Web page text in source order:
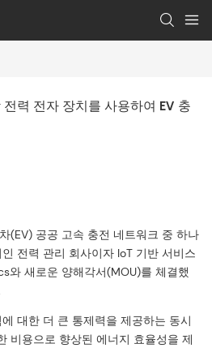
력 전자 장치를 사용하여 EV 충
(EV) 공공 고속 충전 네트워크 중 하나
전력 관리 회사이자 IoT 기반 서비스
와 새로운 양해각서(MOU)를 체결했
대한 더 큰 통제력을 제공하는 동시
비용으로 향상된 에너지 효율성을 제